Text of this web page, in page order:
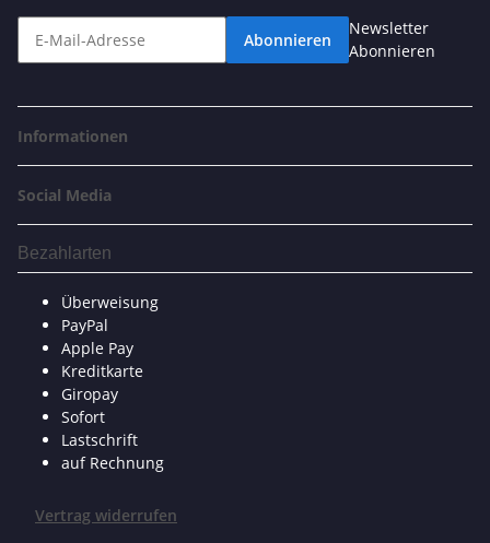
Abonnieren
Newsletter
Abonnieren
Informationen
Social Media
Bezahlarten
Überweisung
PayPal
Apple Pay
Kreditkarte
Giropay
Sofort
Lastschrift
auf Rechnung
Vertrag widerrufen